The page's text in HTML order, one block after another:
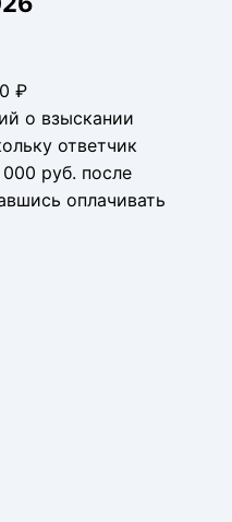
₽
о взыскании
ответчик
руб. после
оплачивать